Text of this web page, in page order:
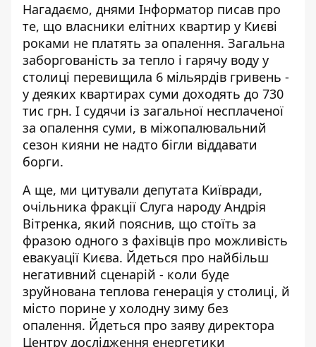
Нагадаємо, днями Інформатор писав про
те, що власники елітних квартир у Києві
роками не платять за опалення. Загальна
заборгованість за тепло і гарячу воду у
столиці перевищила 6 мільярдів гривень -
у деяких квартирах суми доходять до 730
тис грн. І судячи із загальної несплаченої
за опалення суми, в міжопалювальний
сезон кияни не надто бігли віддавати
борги.
А ще, ми цитували депутата Київради,
очільника фракції Слуга народу Андрія
Вітренка, який пояснив, що стоїть за
фразою одного з фахівців про можливість
евакуації Києва. Йдеться про найбільш
негативний сценарій - коли буде
зруйнована теплова генерація у столиці, й
місто порине у холодну зиму без
опалення. Йдеться про заяву директора
Центру дослідження енергетики